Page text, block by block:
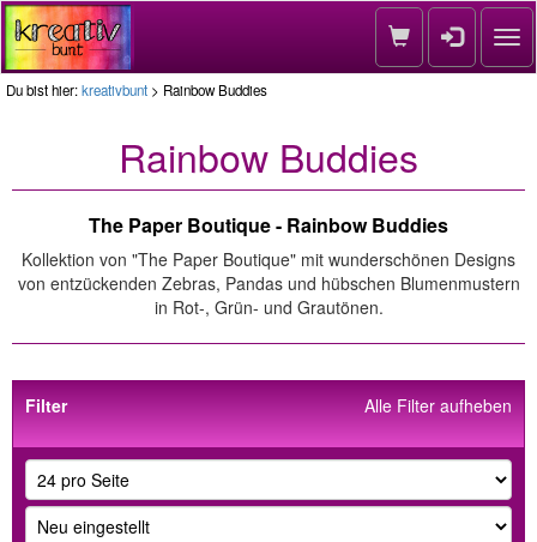
Du bist hier:kreativbunt > Rainbow Buddies
Rainbow Buddies
The Paper Boutique - Rainbow Buddies
Kollektion von "The Paper Boutique" mit wunderschönen Designs
von entzückenden Zebras, Pandas und hübschen Blumenmustern
in Rot-, Grün- und Grautönen.
Alle Filter aufheben
Filter